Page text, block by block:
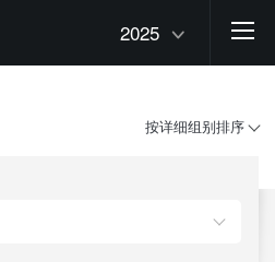
2025
按详细组别排序